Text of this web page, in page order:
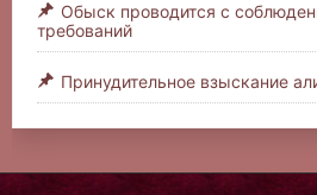
Обыск проводится с
требований
Принудительное взыскание